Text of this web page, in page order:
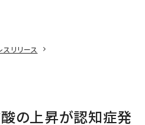
スリリース
の上昇が認知症発